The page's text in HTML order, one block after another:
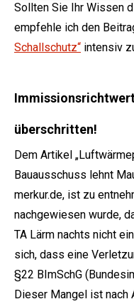
Sollten Sie Ihr Wissen
empfehle ich den
Schallschutz“ intensiv
überschritten!
Dem Artikel
Bauausschuss lehnt
merkur.de, ist zu
nachgewiesen wurde,
TA Lärm nachts nicht
sich, dass eine
§22 BImSchG
Dieser Mangel ist